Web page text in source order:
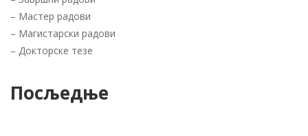
– Мастер радови
– Магистарски радови
– Докторске тезе
Посљедње